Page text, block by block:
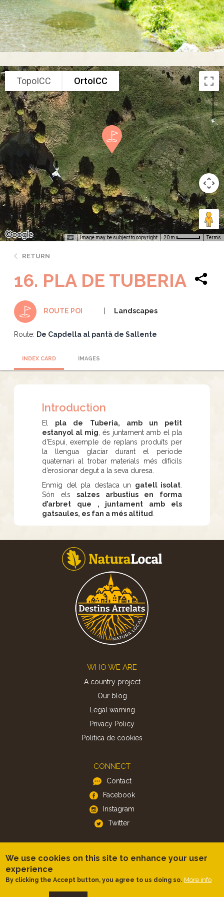
TopoICC OrtoICC
Image may be subject to copyright 20 m Terms
RETURN
16. PLA DE TUBERIA
ROUTE POI Landscapes
Route: De Capdella al pantà de Sallente
INDEX CARD IMAGES
Introduction
El pla de Tuberia, amb un petit
estanyol al mig , és juntament amb el pla
d'Espui, exemple de replans produïts per
la llengua glaciar durant el període
quaternari al trobar materials més difícils
d’erosionar degut a la seva duresa.
Enmig del pla destaca un gatell isolat
Són elssalzes arbustius en forma
d’arbret que , juntament amb els
gatsaules, es fan a més altitud
WHO WE ARE
A country project
Our blog
Legal warning
Privacy Policy
Politica de cookies
CONNECT
Contact
Facebook
Instagram
Twitter
Android
We use cookies on this site to enhance your user
experience
By clicking the Accept button, you agree to us doing so. More info